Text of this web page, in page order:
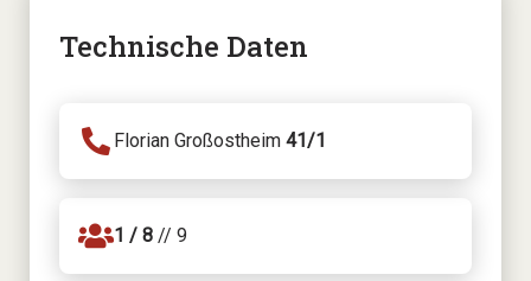
Technische Daten
Florian Großostheim 41/1
1 / 8 // 9